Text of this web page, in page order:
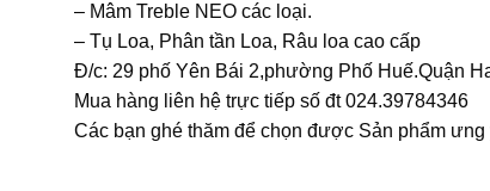
– Mâm Treble NEO các loại.
– Tụ Loa, Phân tần Loa, Râu loa cao cấp
Đ/c: 29 phố Yên Bái 2,phường Phố Huế.Quận
Mua hàng liên hệ trực tiếp số đt 024.39784346
Các bạn ghé thăm để chọn được Sản phẩm ưng